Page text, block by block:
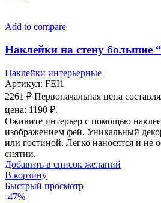
Add to compare
Наклейки на стену большие
Наклейки интерьерные
Артикул: FEI1
2261₽ Первоначальная цена
цена: 1190 ₽.
Оживите интерьер с помощью
изображением фей. Уникальный
или гостиной. Легко наносятся и не
снятии.
Добавить в список желаний
В корзину
Быстрый просмотр
-47%